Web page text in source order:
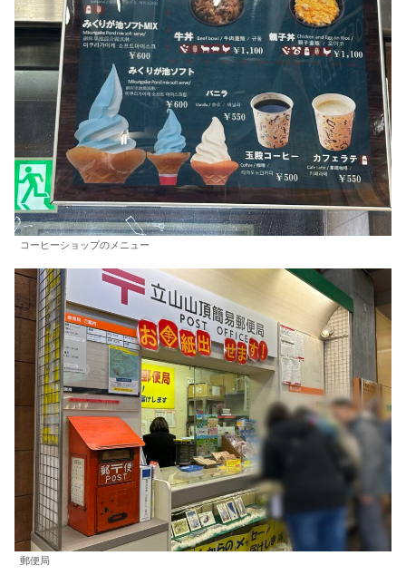
コーヒーショップのメニュー
郵便局